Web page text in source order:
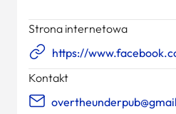
Strona internetowa
https://
Kontakt